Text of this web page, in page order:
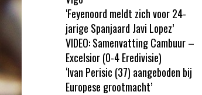
‘Feyenoord meldt zich voor 24-
jarige Spanjaard Javi Lopez’
VIDEO: Samenvatting Cambuur –
Excelsior (0-4 Eredivisie)
‘Ivan Perisic (37) aangeboden bij
Europese grootmacht’